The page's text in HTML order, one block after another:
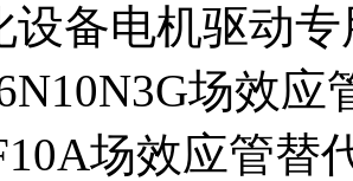
设备电机驱动
场效应
场效应管替